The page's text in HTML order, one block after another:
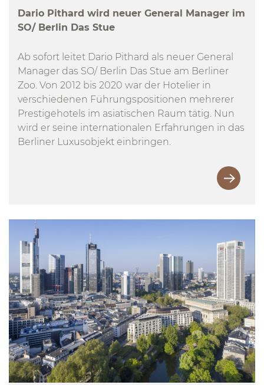
Dario Pithard wird neuer General Manager im
SO/ Berlin Das Stue
Ab sofort leitet Dario Pithard als neuer General
Manager das SO/ Berlin Das Stue am Berliner
Zoo. Von 2012 bis 2020 war der Hotelier in
verschiedenen Führungspositionen mehrerer
Prestigehotels im asiatischen Raum tätig. Nun
wird er seine internationalen Erfahrungen in das
Berliner Luxusobjekt einbringen.